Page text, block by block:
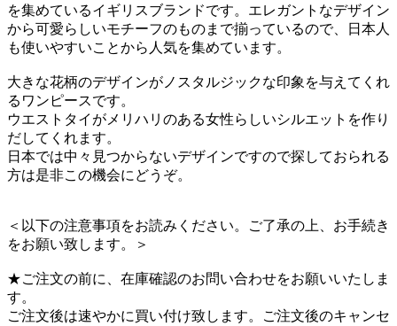
を集めているイギリスブランドです。エレガントなデザイン
から可愛らしいモチーフのものまで揃っているので、日本人
も使いやすいことから人気を集めています。
大きな花柄のデザインがノスタルジックな印象を与えてくれ
るワンピースです。
ウエストタイがメリハリのある女性らしいシルエットを作り
だしてくれます。
日本では中々見つからないデザインですので探しておられる
方は是非この機会にどうぞ。
＜以下の注意事項をお読みください。ご了承の上、お手続き
をお願い致します。＞
★ご注文の前に、在庫確認のお問い合わせをお願いいたしま
す。
ご注文後は速やかに買い付け致します。ご注文後のキャンセ